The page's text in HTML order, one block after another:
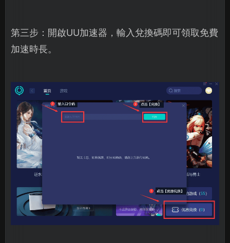
第三步：開啟UU加速器，輸入兌換碼即可領取免費
加速時長。